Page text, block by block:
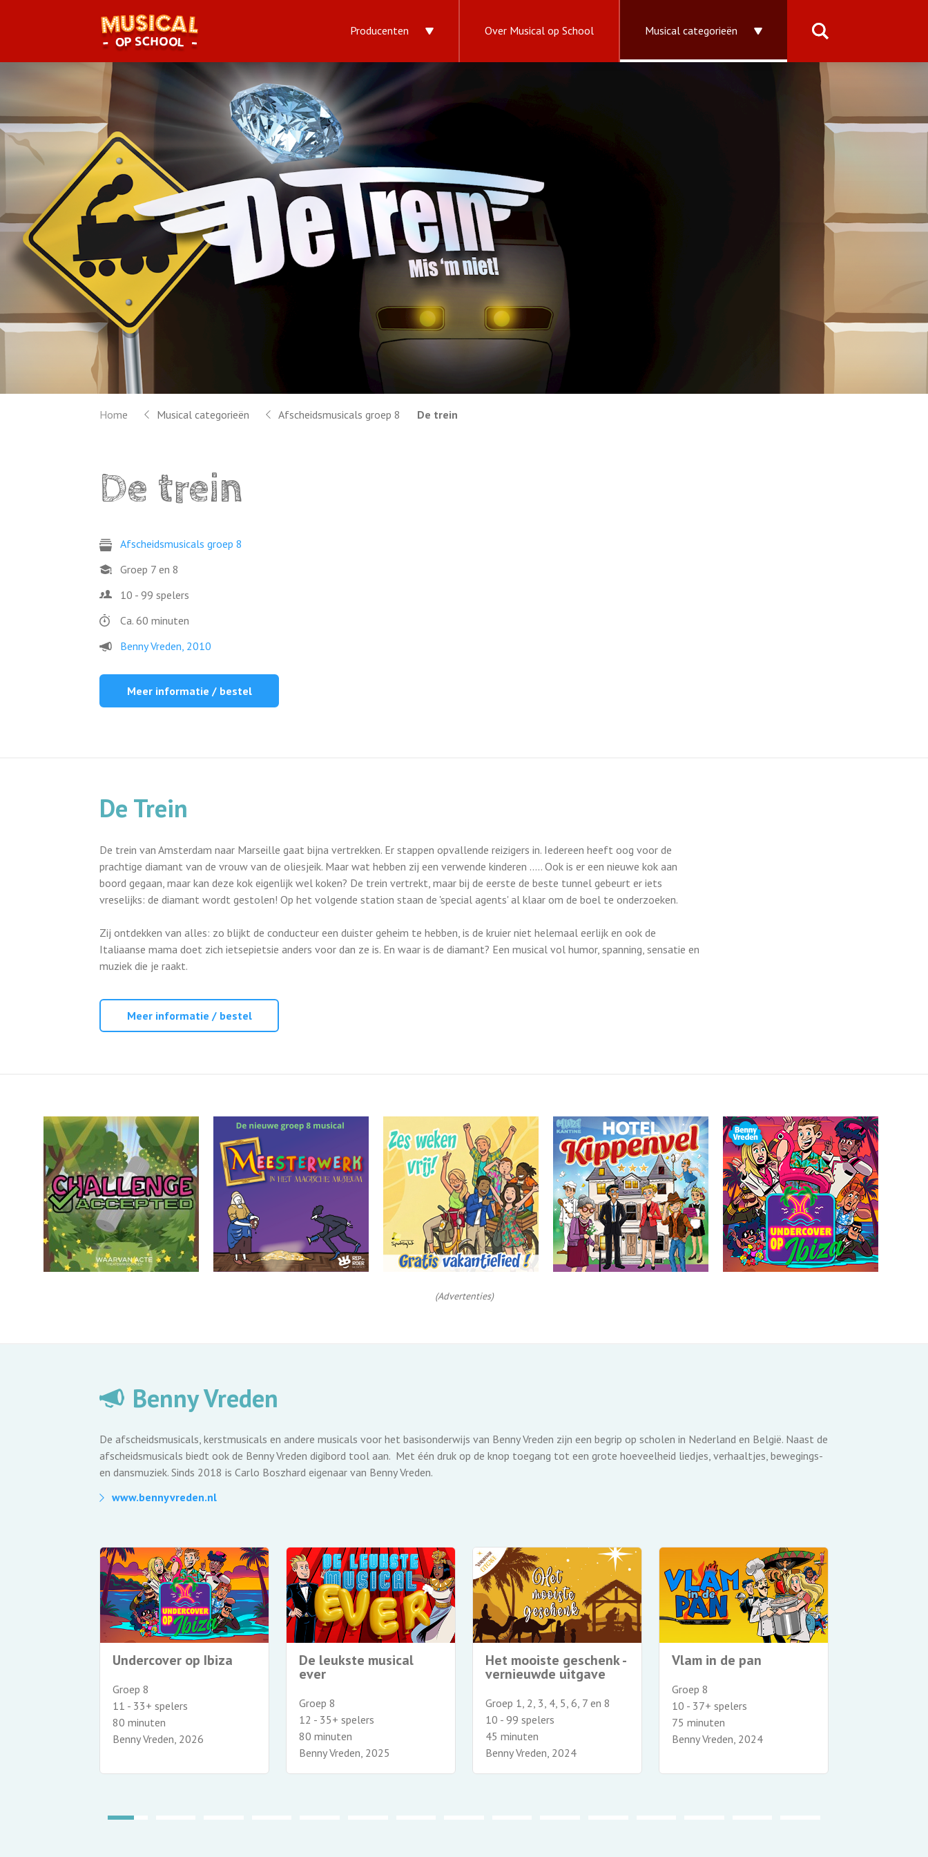
Producenten Over Musical op School Musical categorieën
Home Musical categorieën Afscheidsmusicals groep 8 De trein
De trein
Afscheidsmusicals groep 8
Groep 7 en 8
10 - 99 spelers
Ca. 60 minuten
Benny Vreden, 2010
Meer informatie / bestel
De Trein
De trein van Amsterdam naar Marseille gaat bijna vertrekken. Er stappen opvallende reizigers in. Iedereen heeft oog voor de
prachtige diamant van de vrouw van de oliesjeik. Maar wat hebben zij een verwende kinderen ….. Ook is er een nieuwe kok aan
boord gegaan, maar kan deze kok eigenlijk wel koken? De trein vertrekt, maar bij de eerste de beste tunnel gebeurt er iets
vreselijks: de diamant wordt gestolen! Op het volgende station staan de 'special agents' al klaar om de boel te onderzoeken.
Zij ontdekken van alles: zo blijkt de conducteur een duister geheim te hebben, is de kruier niet helemaal eerlijk en ook de
Italiaanse mama doet zich ietsepietsie anders voor dan ze is. En waar is de diamant? Een musical vol humor, spanning, sensatie en
muziek die je raakt.
Meer informatie / bestel
(Advertenties)
Benny Vreden
De afscheidsmusicals, kerstmusicals en andere musicals voor het basisonderwijs van Benny Vreden zijn een begrip op scholen in Nederland en België. Naast de
afscheidsmusicals biedt ook de Benny Vreden digibord tool aan. Met één druk op de knop toegang tot een grote hoeveelheid liedjes, verhaaltjes, bewegings-
en dansmuziek. Sinds 2018 is Carlo Boszhard eigenaar van Benny Vreden.
www.bennyvreden.nl
Undercover op Ibiza
Groep 8
11 - 33+ spelers
80 minuten
Benny Vreden, 2026
De leukste musical
ever
Groep 8
12 - 35+ spelers
80 minuten
Benny Vreden, 2025
Het mooiste geschenk -
vernieuwde uitgave
Groep 1, 2, 3, 4, 5, 6, 7 en 8
10 - 99 spelers
45 minuten
Benny Vreden, 2024
Vlam in de pan
Groep 8
10 - 37+ spelers
75 minuten
Benny Vreden, 2024